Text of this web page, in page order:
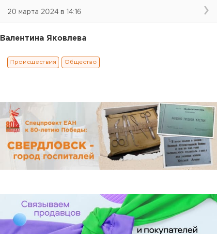
20 марта 2024 в 14:16
Валентина Яковлева
Происшествия Общество